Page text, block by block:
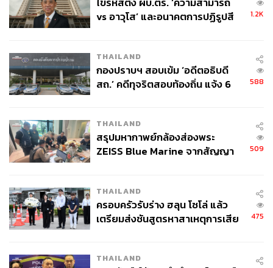
vs อาวุโส’ และอนาคตการปฏิรูปสี
1.2K
THAILAND
กองปราบฯ สอบเข้ม ‘อดีตอธิบดี
สถ.’ คดีทุจริตสอบท้องถิ่น แจ้ง 6
588
THAILAND
สรุปมหากาพย์กล้องส่องพระ
ZEISS Blue Marine จากสัญญา
จ่ายหนี้-แอบระบุแบรนด์
509
THAILAND
ครอบครัวรับร่าง ฮลุน โซโล่ แล้ว
เตรียมส่งชันสูตรหาสาเหตุการเสีย
475
THAILAND